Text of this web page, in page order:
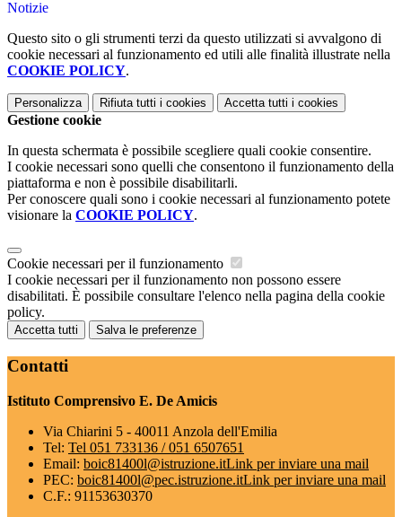
Notizie
Questo sito o gli strumenti terzi da questo utilizzati si avvalgono di
cookie necessari al funzionamento ed utili alle finalità illustrate nella
COOKIE POLICY.
Personalizza Rifiuta tutti i cookies Accetta tutti i cookies
Gestione cookie
In questa schermata è possibile scegliere quali cookie consentire.
I cookie necessari sono quelli che consentono il funzionamento della
piattaforma e non è possibile disabilitarli.
Per conoscere quali sono i cookie necessari al funzionamento potete
visionare la COOKIE POLICY.
Cookie necessari per il funzionamento
I cookie necessari per il funzionamento non possono essere
disabilitati. È possibile consultare l'elenco nella pagina della cookie
policy.
Accetta tutti Salva le preferenze
Contatti
Istituto Comprensivo E. De Amicis
Via Chiarini 5 - 40011 Anzola dell'Emilia
Tel: Tel 051 733136 / 051 6507651
Email: boic81400l@istruzione.itLink per inviare una mail
PEC: boic81400l@pec.istruzione.itLink per inviare una mail
C.F.: 91153630370